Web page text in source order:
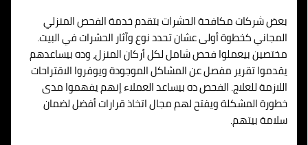
بعض شركات مكافحة الحشرات بتقدم خدمة الفحص المنزلي
المجاني كخطوة أولى عشان تحدد نوع وآثار الحشرات في البيت.
مختصين بيعملوا فحص شامل لكل أركان المنزل، وده بيساعدهم
يقدموا تقرير مفصل عن المشاكل الموجودة ويوفروا الاقتراحات
اللازمة للعلاج. الفحص ده بيساعد العملاء إنهم يفهموا مدى
خطورة المشكلة ويفتح لهم مجال اتخاذ قرارات أفضل لضمان
سلامة بيتهم.